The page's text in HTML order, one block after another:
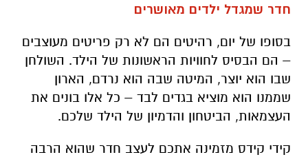
חדר שמגדל ילדים מאושרים
בסופו של יום, רהיטים הם לא רק פריטים מעוצבים
– הם הבסיס לחוויות הראשונות של הילד. השולחן
שבו הוא יוצר, המיטה שבה הוא נרדם, הארון
שממנו הוא מוציא בגדים לבד – כל אלו בונים את
העצמאות, הביטחון והדמיון של הילד שלכם.
קידי קידס מזמינה אתכם לעצב חדר שהוא הרבה